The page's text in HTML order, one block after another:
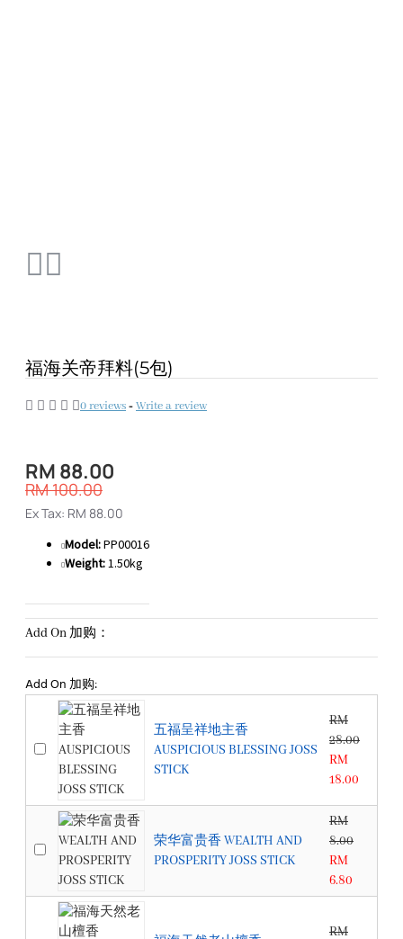
福海关帝拜料(5包)
0 reviews-Write a review
RM 88.00
RM 100.00
Ex Tax: RM 88.00
Model:PP00016
Weight:1.50kg
Add On 加购：
Add On 加购:
五福呈祥地主香
AUSPICIOUS BLESSING JOSS
STICK
RM
28.00
RM
18.00
荣华富贵香 WEALTH AND
PROSPERITY JOSS STICK
RM
8.00
RM
6.80
RM